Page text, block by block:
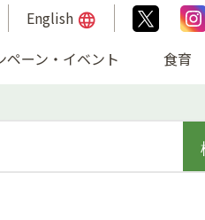
ペーン・イベント 食育
English language